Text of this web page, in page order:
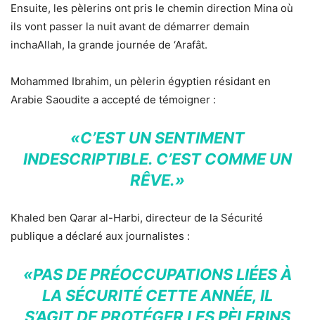
Ensuite, les pèlerins ont pris le chemin direction Mina où
ils vont passer la nuit avant de démarrer demain
inchaAllah, la grande journée de ‘Arafât.
Mohammed Ibrahim, un pèlerin égyptien résidant en
Arabie Saoudite a accepté de témoigner :
«C’EST UN SENTIMENT
INDESCRIPTIBLE. C’EST COMME UN
RÊVE.»
Khaled ben Qarar al-Harbi, directeur de la Sécurité
publique a déclaré aux journalistes :
«PAS DE PRÉOCCUPATIONS LIÉES À
LA SÉCURITÉ CETTE ANNÉE, IL
S’AGIT DE PROTÉGER LES PÈLERINS